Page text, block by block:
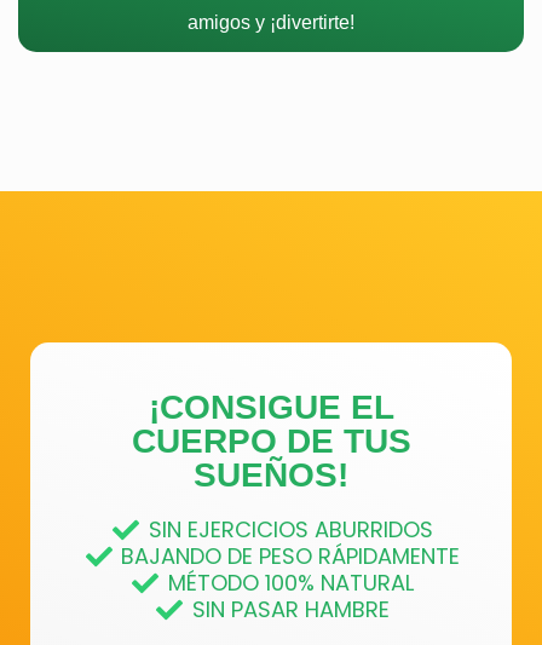
amigos y ¡divertirte!
¡CONSIGUE EL
CUERPO DE TUS
SUEÑOS!
SIN EJERCICIOS ABURRIDOS
BAJANDO DE PESO RÁPIDAMENTE
MÉTODO 100% NATURAL
SIN PASAR HAMBRE